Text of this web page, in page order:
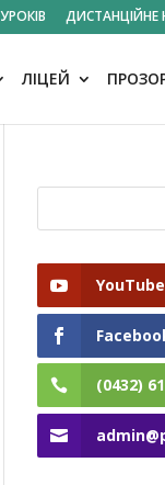
ДИСТАНЦІЙНЕ
ЛІЦЕЙ
YouTube
(0432)